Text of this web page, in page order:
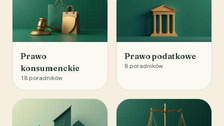
Prawo
konsumenckie
18 poradników
Prawo podatkowe
8 poradników